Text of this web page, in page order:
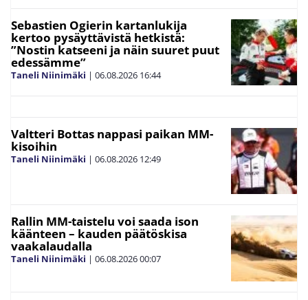
Sebastien Ogierin kartanlukija
kertoo pysäyttävistä hetkistä:
”Nostin katseeni ja näin suuret puut
edessämme”
Taneli Niinimäki | 06.08.2026 16:44
Valtteri Bottas nappasi paikan MM-
kisoihin
Taneli Niinimäki | 06.08.2026 12:49
Rallin MM-taistelu voi saada ison
käänteen – kauden päätöskisa
vaakalaudalla
Taneli Niinimäki | 06.08.202600:07